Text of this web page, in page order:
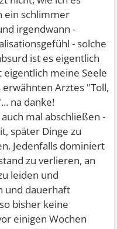
ein schlimmer
irgendwann -
- solche
ist es eigentlich
meine Seele
Arztes "Toll,
na danke!
mal abschließen -
später Dinge zu
Jedenfalls dominiert
zu verlieren, an
leiden und
und dauerhaft
bisher keine
einigen Wochen